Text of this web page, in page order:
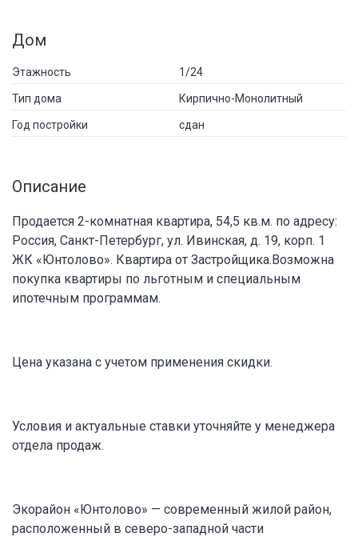
Дом
Этажность 1/24
Тип дома Кирпично-Монолитный
Год постройки сдан
Описание
Продается 2-комнатная квартира, 54,5 кв.м. по адресу:
Россия, Санкт-Петербург, ул. Ивинская, д. 19, корп. 1
ЖК «Юнтолово». Квартира от Застройщика.Возможна
покупка квартиры по льготным и специальным
ипотечным программам.
Цена указана с учетом применения скидки.
Условия и актуальные ставки уточняйте у менеджера
отдела продаж.
Экорайон «Юнтолово» — современный жилой район,
расположенный в северо-западной части